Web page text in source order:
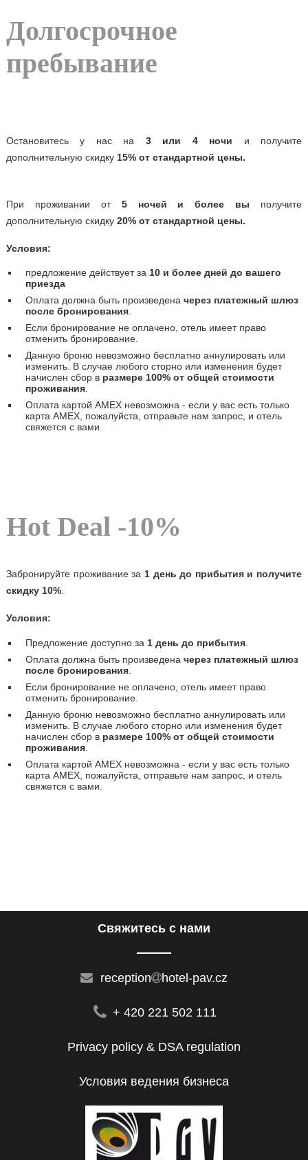
Долгосрочное
пребывание
Остановитесь у нас на 3 или 4 ночи и получите
дополнительную скидку 15% от стандартной цены.
При проживании от 5 ночей и более вы получите
дополнительную скидку20% от стандартной цены.
Условия:
предложение действует за 10 и более дней до вашего
приезда
Оплата должна быть произведена через платежный шлюз
после бронирования.
Если бронирование не оплачено, отель имеет право
отменить бронирование.
Данную броню невозможно бесплатно аннулировать или
изменить. В случае любого сторно или изменения будет
начислен сбор в размере 100% от общей стоимости
проживания.
Оплата картой AMEX невозможна - если у вас есть только
карта AMEX, пожалуйста, отправьте нам запрос, и отель
свяжется с вами.
Hot Deal -10%
Забронируйте проживание за 1 день до прибытия и получите
скидку 10%.
Условия:
Предложение доступно за 1 день до прибытия.
Оплата должна быть произведена через платежный шлюз
после бронирования.
Если бронирование не оплачено, отель имеет право
отменить бронирование.
Данную броню невозможно бесплатно аннулировать или
изменить. В случае любого сторно или изменения будет
начислен сбор в размере 100% от общей стоимости
проживания.
Оплата картой AMEX невозможна - если у вас есть только
карта AMEX, пожалуйста, отправьте нам запрос, и отель
свяжется с вами.
Cвяжитесь с нами
reception hotel-pav.cz
+ 420 221 502 111
Privacy policy & DSA regulation
Условия ведения бизнеса